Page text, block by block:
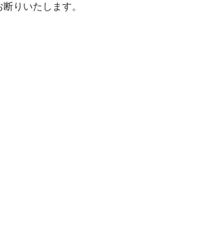
りいたします。